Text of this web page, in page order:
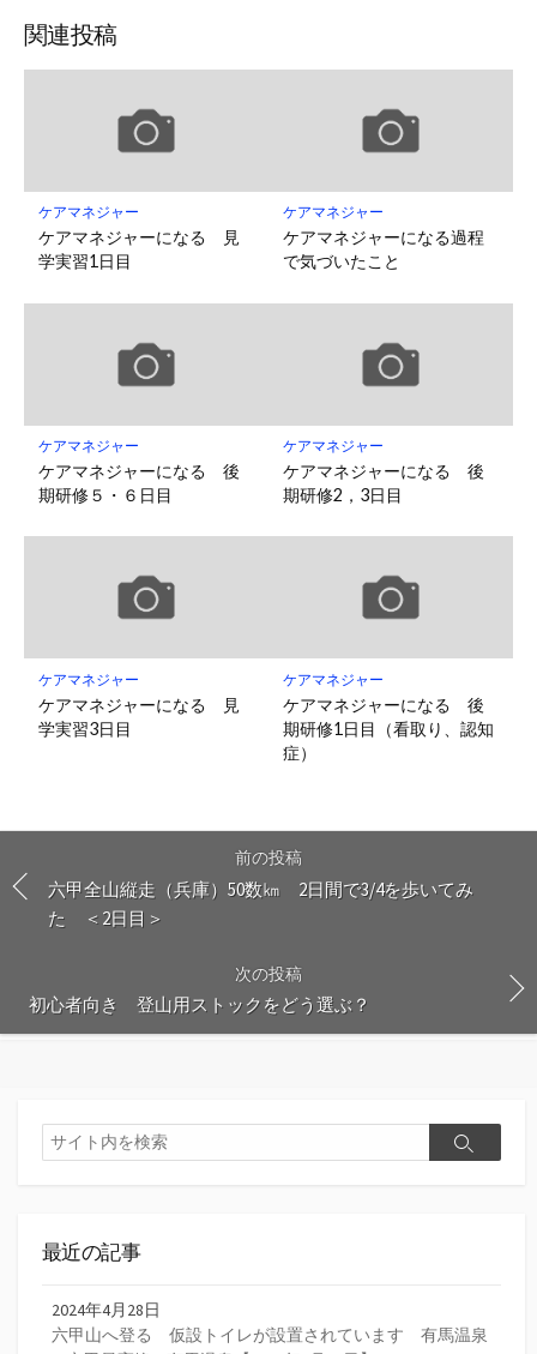
関連投稿
ケアマネジャー
ケアマネジャーになる 見
学実習1日目
ケアマネジャー
ケアマネジャーになる過程
で気づいたこと
ケアマネジャー
ケアマネジャーになる 後
期研修５・６日目
ケアマネジャー
ケアマネジャーになる 後
期研修2，3日目
ケアマネジャー
ケアマネジャーになる 見
学実習3日目
ケアマネジャー
ケアマネジャーになる 後
期研修1日目（看取り、認知
症）
前の投稿
六甲全山縦走（兵庫）50数㎞ 2日間で3/4を歩いてみ
た ＜2日目＞
次の投稿
初心者向き 登山用ストックをどう選ぶ？
検
索
検
最近の記事
2024年4月28日
六甲山へ登る 仮設トイレが設置されています 有馬温泉